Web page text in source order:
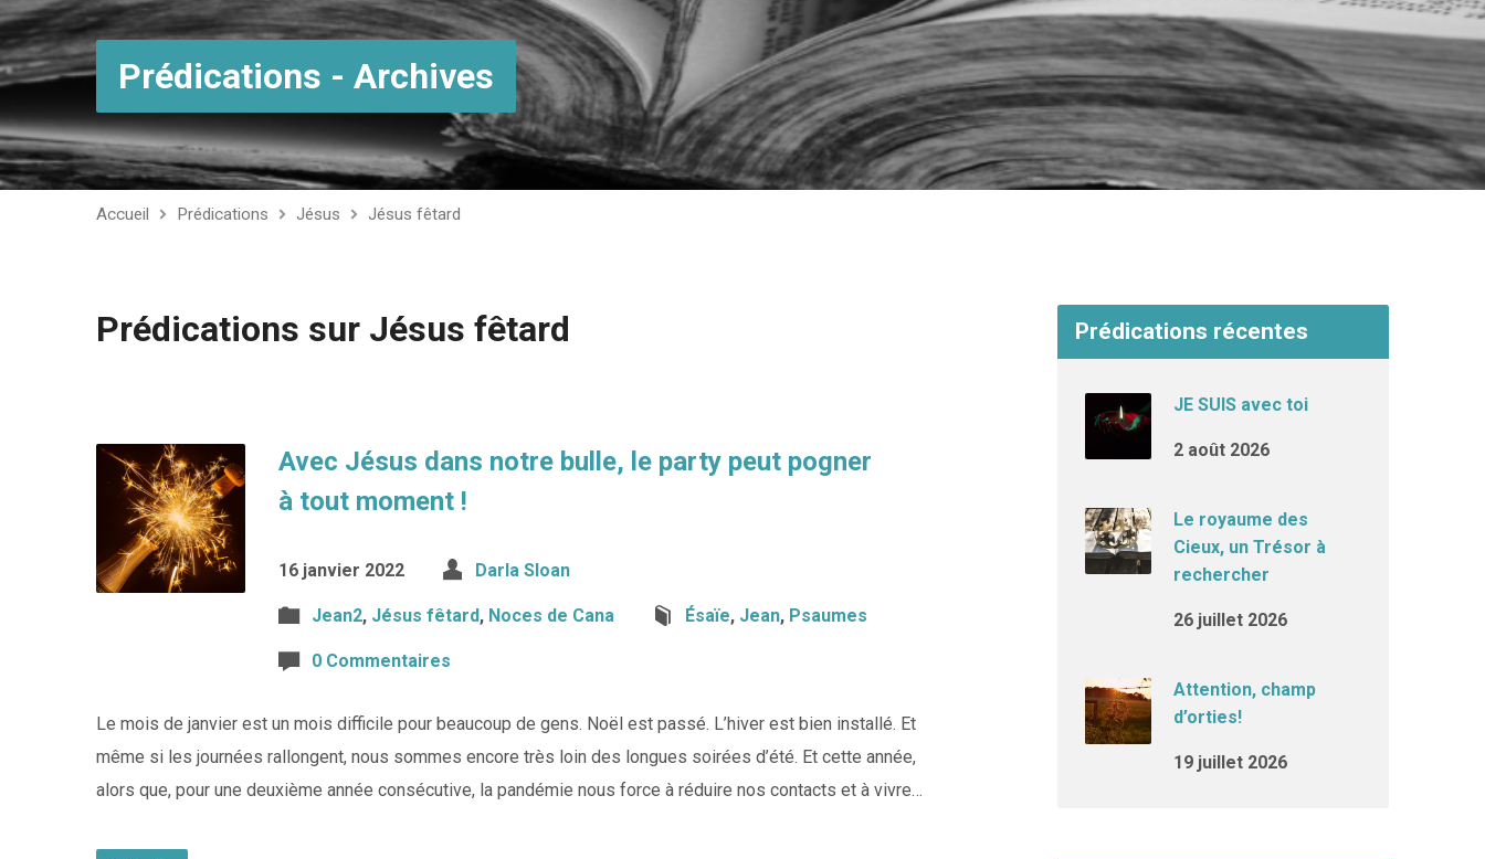
Prédications - Archives
Accueil Prédications Jésus Jésus fêtard
Prédications sur Jésus fêtard
Avec Jésus dans notre bulle, le party peut pogner
à tout moment !
16 janvier 2022 Darla Sloan
Jean2, Jésus fêtard, Noces de Cana Ésaïe, Jean, Psaumes
0 Commentaires
Le mois de janvier est un mois difficile pour beaucoup de gens. Noël est passé. L’hiver est bien installé. Et
même si les journées rallongent, nous sommes encore très loin des longues soirées d’été. Et cette année,
alors que, pour une deuxième année consécutive, la pandémie nous force à réduire nos contacts et à vivre…
Prédications récentes
JE SUIS avec toi
2 août 2026
Le royaume des
Cieux, un Trésor à
rechercher
26 juillet 2026
Attention, champ
d’orties!
19 juillet 2026